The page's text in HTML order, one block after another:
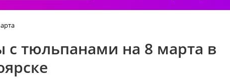
с тюльпанами на 8 марта в